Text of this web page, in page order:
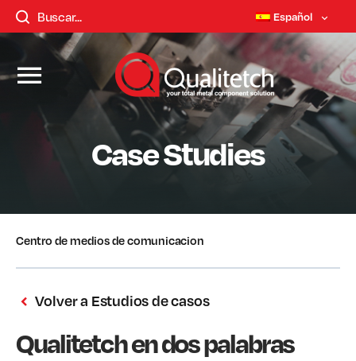
Español
Case Studies
Centro de medios de comunicacion
Volver a Estudios de casos
Qualitetch en dos palabras